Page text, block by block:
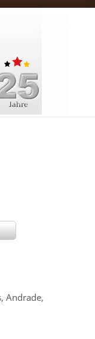
Andrade,